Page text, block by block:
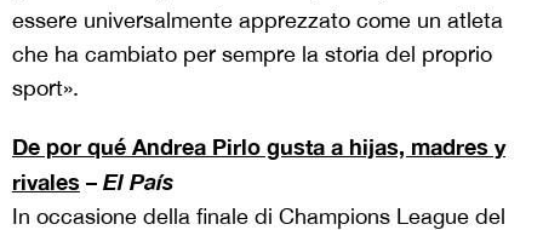
essere universalmente apprezzato come un atleta
che ha cambiato per sempre la storia del proprio
sport».
De por qué Andrea Pirlo gusta a hijas, madres y
rivales – El País
In occasione della finale di Champions League del